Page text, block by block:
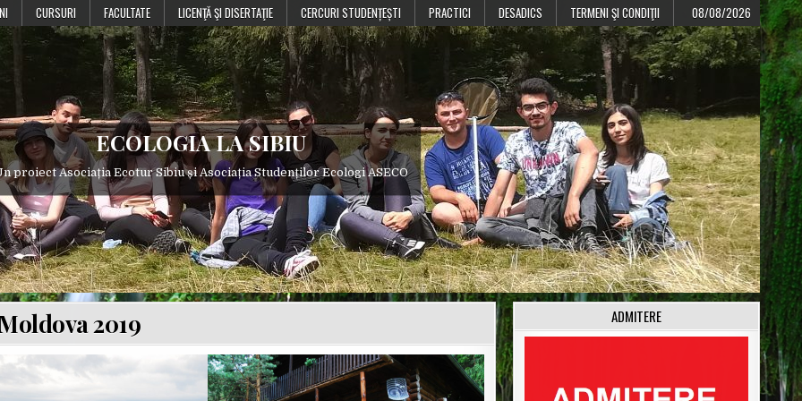
CURSURI FACULTATE LICENŢĂ ŞI DISERTAŢIE CERCURI STUDENȚEȘTI PRACTICI DESADICS TERMENI ŞI CONDIŢII 08/08/2026
ECOLOGIA LA SIBIU
proiect Asociația Ecotur Sibiu și Asociația Studenților Ecologi ASECO
2019 ADMITERE